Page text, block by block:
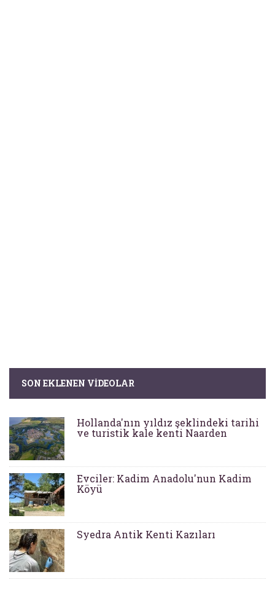
SON EKLENEN VIDEOLAR
Hollanda'nın yıldız şeklindeki tarihi
ve turistik kale kenti Naarden
Evciler: Kadim Anadolu'nun Kadim
Köyü
Syedra Antik Kenti Kazıları